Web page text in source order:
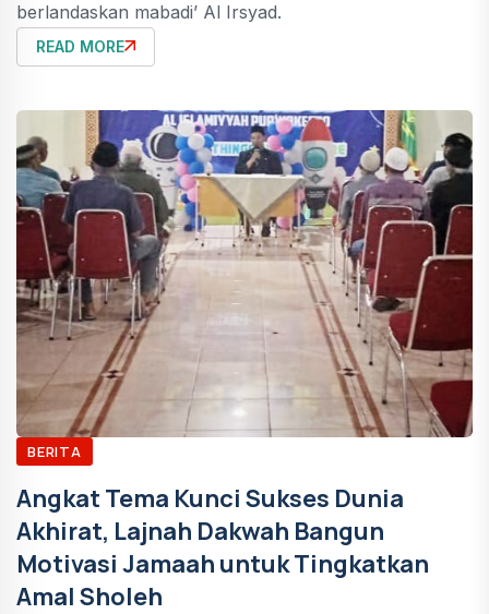
berlandaskan mabadi’ Al Irsyad.
READ MORE
BERITA
Angkat Tema Kunci Sukses Dunia
Akhirat, Lajnah Dakwah Bangun
Motivasi Jamaah untuk Tingkatkan
Amal Sholeh